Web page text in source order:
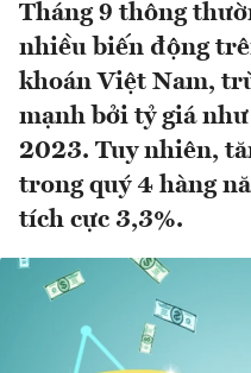
Tháng 9 thông
nhiều biến động
khoán Việt Nam,
mạnh bởi tỷ giá
2023. Tuy nhiên,
trong quý 4 hàng
tích cực 3,3%.